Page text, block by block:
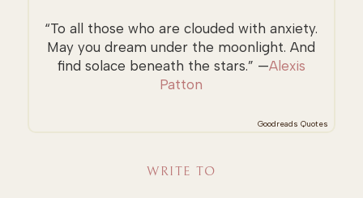
“To all those who are clouded with anxiety.
May you dream under the moonlight. And
find solace beneath the stars.” —Alexis
Patton
Goodreads Quotes
WRITE TO